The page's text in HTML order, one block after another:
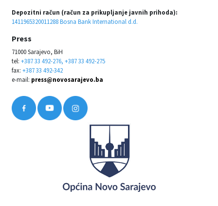
Depozitni račun (račun za prikupljanje javnih prihoda):
1411965320011288 Bosna Bank International d.d.
Press
71000 Sarajevo, BiH
tel: +387 33 492-276, +387 33 492-275
fax: +387 33 492-342
e-mail: press@novosarajevo.ba